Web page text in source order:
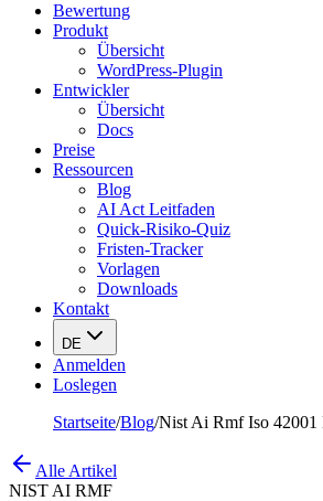
Bewertung
Produkt
Übersicht
WordPress-Plugin
Entwickler
Übersicht
Docs
Preise
Ressourcen
Blog
AI Act Leitfaden
Quick-Risiko-Quiz
Fristen-Tracker
Vorlagen
Downloads
Kontakt
DE
Anmelden
Loslegen
Startseite/Blog/Nist Ai Rmf Iso
Alle Artikel
NIST AI RMF